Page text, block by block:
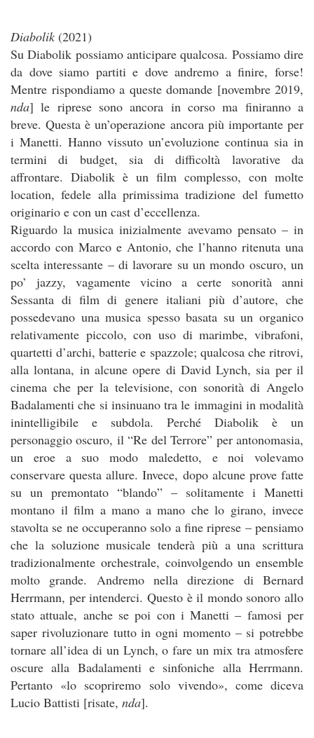
Diabolik (2021)
Su Diabolik possiamo anticipare qualcosa. Possiamo dire
da dove siamo partiti e dove andremo a finire, forse!
Mentre rispondiamo a queste domande [novembre 2019,
nda] le riprese sono ancora in corso ma finiranno a
breve. Questa è un’operazione ancora più importante per
i Manetti. Hanno vissuto un’evoluzione continua sia in
termini di budget, sia di difficoltà lavorative da
affrontare. Diabolik è un film complesso, con molte
location, fedele alla primissima tradizione del fumetto
originario e con un cast d’eccellenza.
Riguardo la musica inizialmente avevamo pensato – in
accordo con Marco e Antonio, che l’hanno ritenuta una
scelta interessante – di lavorare su un mondo oscuro, un
po’ jazzy, vagamente vicino a certe sonorità anni
Sessanta di film di genere italiani più d’autore, che
possedevano una musica spesso basata su un organico
relativamente piccolo, con uso di marimbe, vibrafoni,
quartetti d’archi, batterie e spazzole; qualcosa che ritrovi,
alla lontana, in alcune opere di David Lynch, sia per il
cinema che per la televisione, con sonorità di Angelo
Badalamenti che si insinuano tra le immagini in modalità
inintelligibile e subdola. Perché Diabolik è un
personaggio oscuro, il “Re del Terrore” per antonomasia,
un eroe a suo modo maledetto, e noi volevamo
conservare questa allure. Invece, dopo alcune prove fatte
su un premontato “blando” – solitamente i Manetti
montano il film a mano a mano che lo girano, invece
stavolta se ne occuperanno solo a fine riprese – pensiamo
che la soluzione musicale tenderà più a una scrittura
tradizionalmente orchestrale, coinvolgendo un ensemble
molto grande. Andremo nella direzione di Bernard
Herrmann, per intenderci. Questo è il mondo sonoro allo
stato attuale, anche se poi con i Manetti – famosi per
saper rivoluzionare tutto in ogni momento – si potrebbe
tornare all’idea di un Lynch, o fare un mix tra atmosfere
oscure alla Badalamenti e sinfoniche alla Herrmann.
Pertanto «lo scopriremo solo vivendo», come diceva
Lucio Battisti [risate, nda].